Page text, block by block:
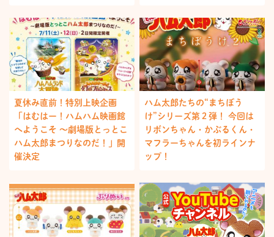
夏休み直前！特別上映企画
「はむはー！ハムハム映画館
へようこそ ～劇場版とっとこ
ハム太郎まつりなのだ！」開
催決定
ハム太郎たちの“まちぼう
け”シリーズ第２弾！ 今回は
リボンちゃん・かぶるくん・
マフラーちゃんを初ラインナ
ップ！